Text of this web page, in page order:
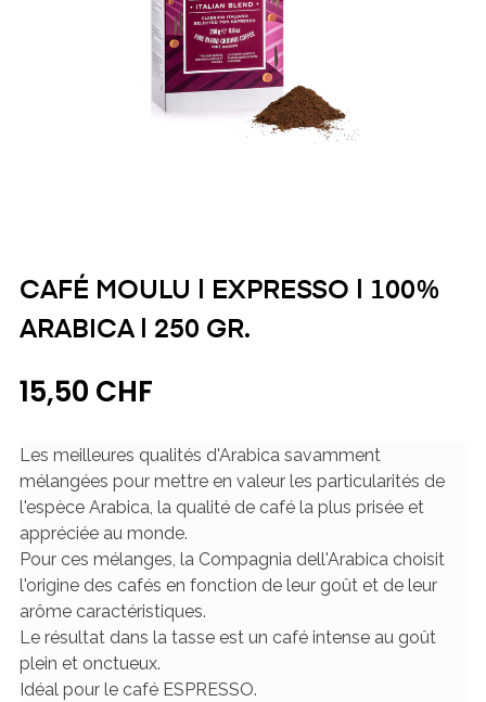
CAFÉ MOULU | EXPRESSO | 100%
ARABICA | 250 GR.
15,50 CHF
Les meilleures qualités d'Arabica savamment
mélangées pour mettre en valeur les particularités de
l'espèce Arabica, la qualité de café la plus prisée et
appréciée au monde.
Pour ces mélanges, la Compagnia dell'Arabica choisit
l'origine des cafés en fonction de leur goût et de leur
arôme caractéristiques.
Le résultat dans la tasse est un café intense au goût
plein et onctueux.
Idéal pour le café ESPRESSO.